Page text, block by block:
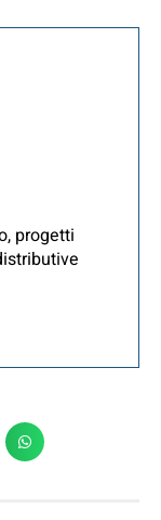
progetti